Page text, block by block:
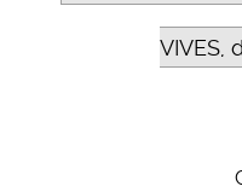
VIVES,